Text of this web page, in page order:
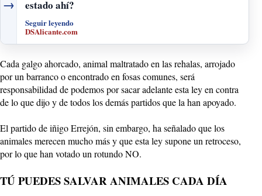
→
estado ahí?
Seguir leyendo
DSAlicante.com
Cada galgo ahorcado, animal maltratado en las rehalas, arrojado
por un barranco o encontrado en fosas comunes, será
responsabilidad de podemos por sacar adelante esta ley en contra
de lo que dijo y de todos los demás partidos que la han apoyado.
El partido de iñigo Errejón, sin embargo, ha señalado que los
animales merecen mucho más y que esta ley supone un retroceso,
por lo que han votado un rotundo NO.
TÚ PUEDES SALVAR ANIMALES CADA DÍA